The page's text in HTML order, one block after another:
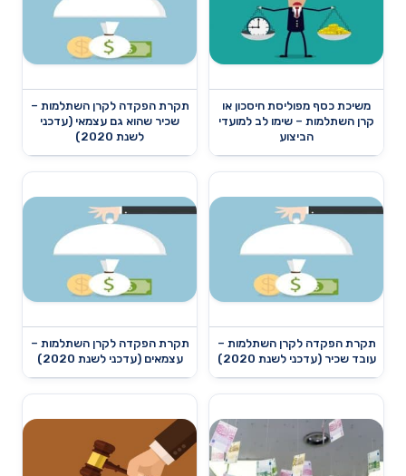
משיכת כסף מפוליסת חיסכון או
קרן השתלמות – שימו לב למועדי
הביצוע
תקרת הפקדה לקרן השתלמות –
שכיר שהוא גם עצמאי (עדכני
לשנת 2020)
תקרת הפקדה לקרן השתלמות –
עובד שכיר (עדכני לשנת 2020)
תקרת הפקדה לקרן השתלמות –
עצמאים (עדכני לשנת 2020)